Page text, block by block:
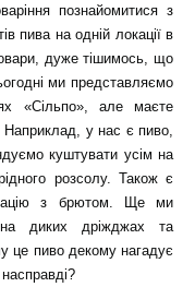
познайомитися з
пива на одній локації в
дуже тішимось, що
ми представляємо
«Сільпо», але маєте
Наприклад, у нас є пиво,
куштувати усім на
розсолу. Також є
з брютом. Ще ми
диких дріжджах та
це пиво декому нагадує